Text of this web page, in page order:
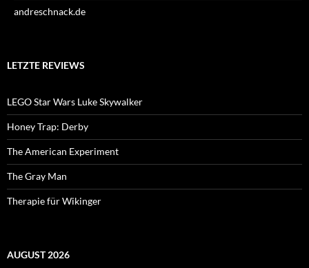
andreschnack.de
LETZTE REVIEWS
LEGO Star Wars Luke Skywalker
Honey Trap: Derby
The American Experiment
The Gray Man
Therapie für Wikinger
AUGUST 2026